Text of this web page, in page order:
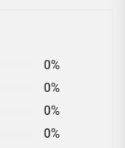
0%
0%
0%
0%